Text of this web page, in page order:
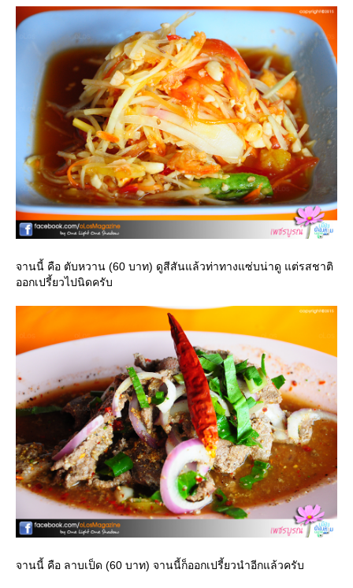
จานนี้ คือ ตับหวาน (60 บาท) ดูสีสันแล้วท่าทางแซ่บน่าดู แต่รสชาติ
ออกเปรี้ยวไปนิดครับ
จานนี้ คือ ลาบเป็ด (60 บาท) จานนี้ก็ออกเปรี้ยวนำอีกแล้วครับ